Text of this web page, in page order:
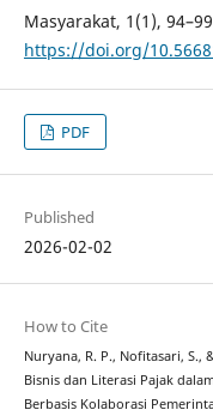
Masyarakat, 1(1),
https://doi.org/
PDF
Published
2026-02-02
How to Cite
Nuryana, R. P., Nofitasari, S.,
Bisnis dan Literasi Pajak
Berbasis Kolaborasi